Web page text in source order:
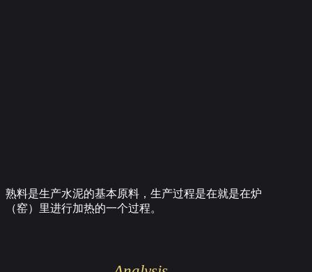
熟料是生产水泥的基本原料，生产过程是在就是在炉
（窑）里进行加热的一个过程。